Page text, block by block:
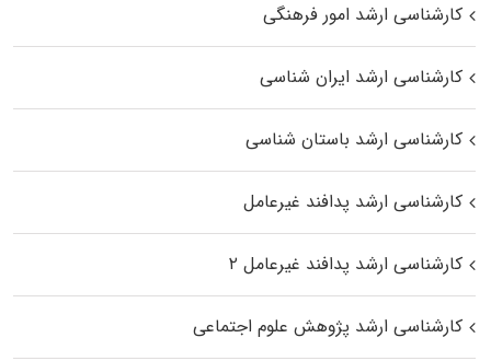
کارشناسی ارشد امور فرهنگی
کارشناسی ارشد ایران شناسی
کارشناسی ارشد باستان شناسی
کارشناسی ارشد پدافند غیرعامل
کارشناسی ارشد پدافند غیرعامل ۲
کارشناسی ارشد پژوهش علوم اجتماعی